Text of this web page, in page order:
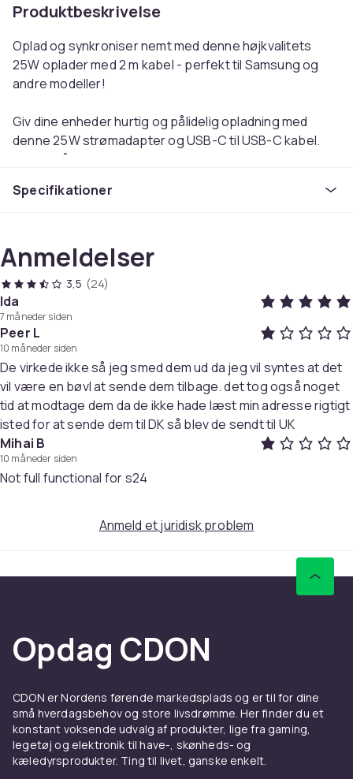
Produktbeskrivelse
Oplad og synkroniser nemt med denne højkvalitets
25W oplader med 2 m kabel - perfekt til Samsung og
andre modeller!
Giv dine enheder hurtig og pålidelig opladning med
denne 25W strømadapter og USB-C til USB-C kabel.
Kablet på 2 meter giver dig fleksibilitet til at bruge dine
skrivebordet, i sengen eller på arbejdet. Opladeren er
med andre USB-C-enheder som Xiaomi, OnePlus og
både Mac og PC, hvilket gør den perfekt til både
opladning og dataoverførsel.
Med sin hurtigopladningsfunktion er dette en ideel
løsning for dem, der værdsætter effektivitet. Den
robuste og CE-mærkede konstruktion sikrer sikker og
langvarig brug. Et komplet sæt med adapter og kabel,
der gør livet lettere både hjemme og på farten. Et
perfekt valg for dig, der søger en pålidelig og alsidig
oplader til USB-C-enheder.
af mobilmodel, batterikapacitet og støtte til
hurtigopladning. Visse modeller kan derfor på grund af
Understøtter synkronisering med både Mac og PC
Materiale: Elektronik, CE-mærket
Størrelse: 2 m
Kompatibilitet: Samsung, iPhone 15, 16, 16E og andre
modeller med USB-C-indgang
Medfølger: 2 adaptere, 2 kabler
Farve
Specifikationer
Anmeldelser
3,5 (24)
Ida
7 måneder siden
Peer L
10 måneder siden
De virkede ikke så jeg smed dem ud da jeg vil syntes at det
vil være en bøvl at sende dem tilbage. det tog også noget
tid at modtage dem da de ikke hade læst min adresse rigtigt
isted for at sende dem til DK så blev de sendt til UK
Mihai B
10 måneder siden
Not full functional for s24
Anmeld et juridisk problem
Opdag CDON
CDON er Nordens førende markedsplads og er til for dine
små hverdagsbehov og store livsdrømme. Her finder du et
konstant voksende udvalg af produkter, lige fra gaming,
legetøj og elektronik til have-, skønheds- og
kæledyrsprodukter. Ting til livet, ganske enkelt.